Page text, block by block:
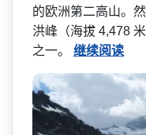
的欧­洲第二高山。
洪峰（海拔 4,478
之一。 继续阅读